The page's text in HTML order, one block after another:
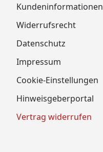
Kundeninformationen
Widerrufsrecht
Datenschutz
Impressum
Cookie-Einstellungen
Hinweisgeberportal
Vertrag widerrufen